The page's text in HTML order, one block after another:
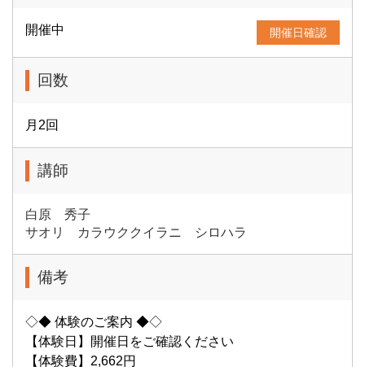
開催中 開催日確認
回数
月2回
講師
白原 秀子
サオリ カラウククイラニ シロハラ
備考
◇◆ 体験のご案内 ◆◇
【体験日】開催日をご確認ください
【体験費】2,662円